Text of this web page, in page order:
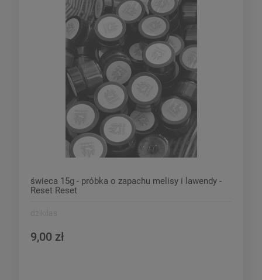
świeca 15g - próbka o zapachu melisy i lawendy -
Reset Reset
dzikilas
9,00 zł